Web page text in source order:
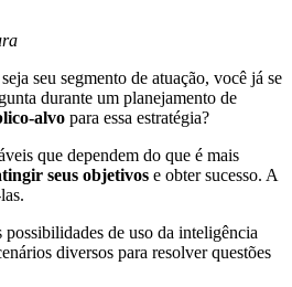
seu segmento de atuação, você já se
durante um planejamento de
alvo para essa estratégia?
que dependem do que é mais
seus objetivos e obter sucesso. A
de uso da inteligência
diversos para resolver questões